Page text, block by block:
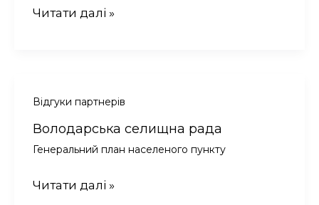
Городище-
Читати далі »
Відгуки партнерів
Володарська селищна рада
Генеральний план населеного пункту
Володарська
Читати далі »